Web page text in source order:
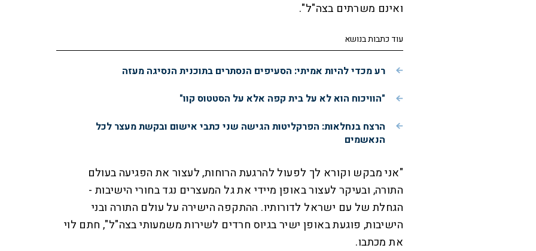
ואינם משרתים בצה"ל".
עוד כתבות בנושא
רע מכדי להיות אמיתי: הסעיפים הנסתרים בתוכנית הנסיגה מעזה
"הוויכוח הוא לא על בית קפה אלא על הסטטוס קוו"
הרצח בנחלאות: הפרקליטות הגישה שני כתבי אישום ובקשת מעצר לכל
הנאשמים
"אני מבקש וקורא לך לפעול להרגעת הרוחות, לעצור את הפגיעה בעולם
התורה, ובעיקר לעצור באופן מיידי את גל המעצרים נגד בחורי הישיבות -
הגחלת של עם ישראל לדורותיו. ההתקפה הישירה על עולם התורה ובני
הישיבות, פוגעת באופן ישיר בגיוס חרדים לשירות משמעותי בצה"ל", חתם לוי
את מכתבו.